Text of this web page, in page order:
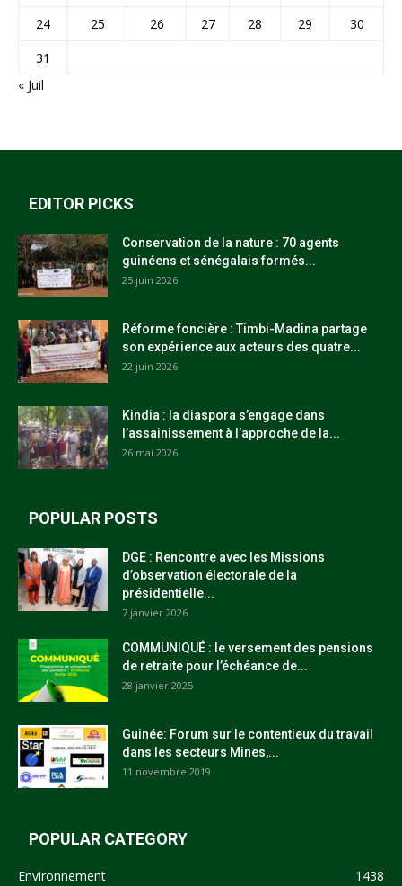
24
25 26 27 28 29
30
31
« Juil
EDITOR PICKS
Conservation de la nature : 70 agents
guinéens et sénégalais formés...
25 juin 2026
Réforme foncière : Timbi-Madina partage
son expérience aux acteurs des quatre...
22 juin 2026
Kindia : la diaspora s’engage dans
l’assainissement à l’approche de la...
26 mai 2026
POPULAR POSTS
DGE : Rencontre avec les Missions
d’observation électorale de la
présidentielle...
7 janvier 2026
COMMUNIQUÉ : le versement des pensions
de retraite pour l’échéance de...
28 janvier 2025
Guinée: Forum sur le contentieux du travail
dans les secteurs Mines,...
11 novembre 2019
POPULAR CATEGORY
Environnement
1438